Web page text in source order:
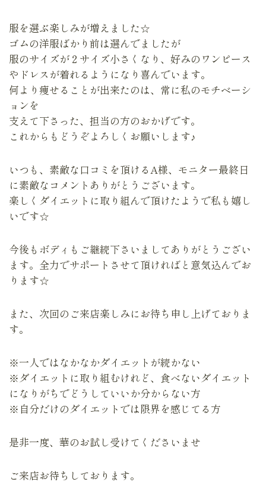
服を選ぶ楽しみが増えました☆
ゴムの洋服ばかり前は選んでましたが
服のサイズが２サイズ小さくなり、好みのワンピース
やドレスが着れるようになり喜んでいます。
何より痩せることが出来たのは、常に私のモチベーシ
ョンを
支えて下さった、担当の方のおかげです。
これからもどうぞよろしくお願いします♪
いつも、素敵な口コミを頂けるA様、モニター最終日
に素敵なコメントありがとうございます。
楽しくダイエットに取り組んで頂けたようで私も嬉し
いです☆
今後もボディもご継続下さいましてありがとうござい
ます。全力でサポートさせて頂ければと意気込んでお
ります☆
また、次回のご来店楽しみにお待ち申し上げておりま
す。
※一人ではなかなかダイエットが続かない
※ダイエットに取り組むけれど、食べないダイエット
になりがちでどうしていいか分からない方
※自分だけのダイエットでは限界を感じてる方
是非一度、華のお試し受けてくださいませ
ご来店お待ちしております。